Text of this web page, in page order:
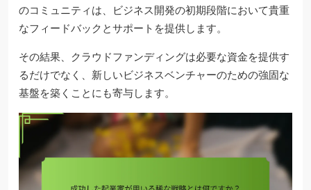
のコミュニティは、ビジネス開発の初期段階において貴重
なフィードバックとサポートを提供します。
その結果、クラウドファンディングは必要な資金を提供す
るだけでなく、新しいビジネスベンチャーのための強固な
基盤を築くことにも寄与します。